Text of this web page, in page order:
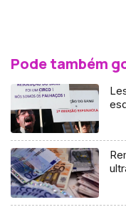
Pode também